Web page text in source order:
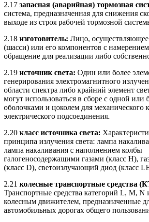
2.17 запасная (аварийная) тормозная
система, предназначенная для снижения
выходе из строя рабочей тормозной
2.18 изготовитель: Лицо,
(шасси) или его компонентов с
обращение для реализации либо
2.19 источник света: Один или более
генерирования электромагнитного
области спектра либо крайний элемент
могут использоваться в сборе с одной или
оболочками и цоколем для механического
электрического подсоединения.
2.20 класс источника света:
принципа излучения света: лампа
лампа накаливания с наполнением колбы
галогеносодержащими газами (класс Н),
(класс D), светоизлучающий диод (класс
2.21 колесные транспортные средства
Транспортные средства категорий L, М,
колесным движителем, предназначенные
автомобильных дорогах общего